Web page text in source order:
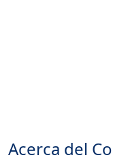
Acerca del